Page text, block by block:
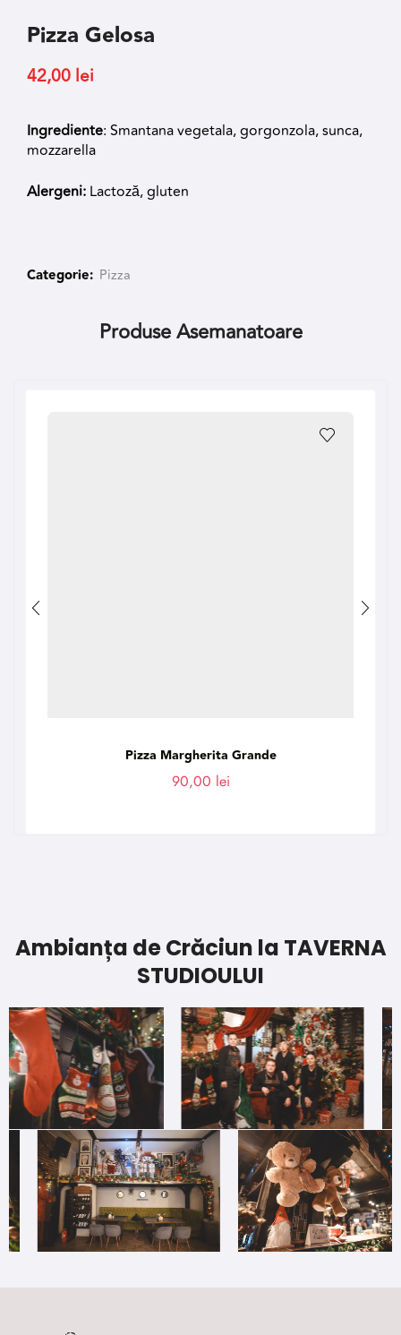
Pizza Gelosa
42,00 lei
Ingrediente: Smantana vegetala, gorgonzola, sunca,
mozzarella
Alergeni: Lactoză, gluten
Categorie: Pizza
Produse Asemanatoare
Pizza Margherita Grande
90,00 lei
Ambianța de Crăciun la TAVERNA
STUDIOULUI